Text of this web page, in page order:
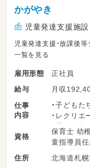
かがやき
児童発達支援施
児童発達支援・放課後
一覧を見る
雇用形態
正社員
給与
月収
仕事
内容
・子どもた
・レクリ
・季節行
・学校や
・その他、
資格
保育士 幼稚園教諭第一種 幼稚園教諭第二種 児
童指導員任用資格（
任者 養護教諭免許 高等学校教諭普通免許 中学
校教諭普通免許 小学校教諭普
住所 北海道札